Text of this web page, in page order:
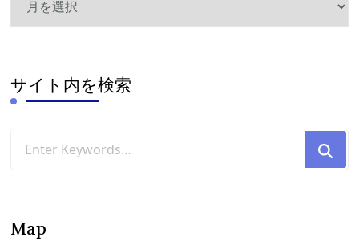
サイト内を検索
for
Map